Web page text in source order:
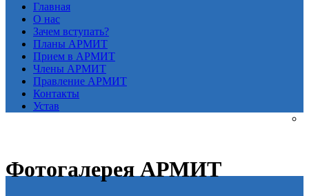
Главная
О нас
Зачем вступать?
Планы АРМИТ
Прием в АРМИТ
Члены АРМИТ
Правление АРМИТ
Контакты
Устав
Фотогалерея АРМИТ